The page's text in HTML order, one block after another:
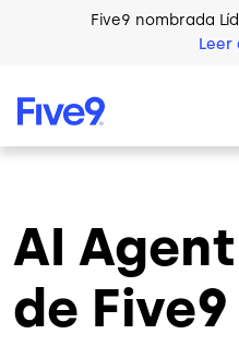
Skip to main content
Five9 nombrada
Leer
AI
de Five9